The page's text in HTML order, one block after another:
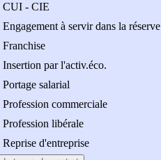
CUI - CIE
Engagement à servir dans la réserve
Franchise
Insertion par l'activ.éco.
Portage salarial
Profession commerciale
Profession libérale
Reprise d'entreprise